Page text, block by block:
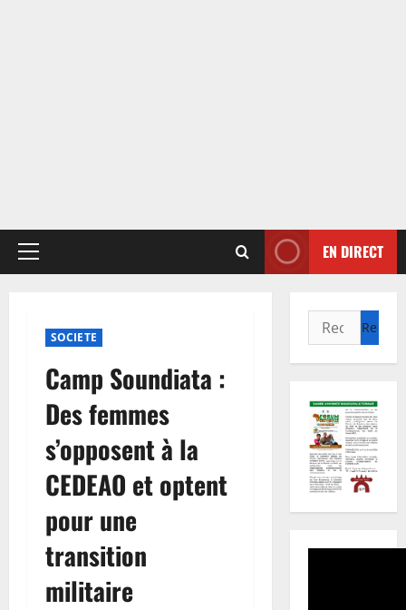
Menu
EN DIRECT
SOCIETE
Camp Soundiata :
Des femmes
s’opposent à la
CEDEAO et optent
pour une
transition
militaire
Rechercher :